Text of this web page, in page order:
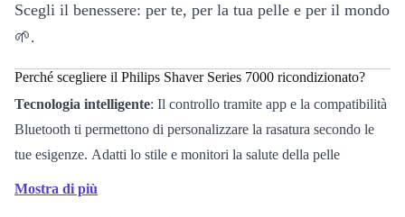
Scegli il benessere: per te, per la tua pelle e per il mondo
🌱.
Perché scegliere il Philips Shaver Series 7000 ricondizionato?
Tecnologia intelligente: Il controllo tramite app e la compatibilità
Bluetooth ti permettono di personalizzare la rasatura secondo le
tue esigenze. Adatti lo stile e monitori la salute della pelle
direttamente dal tuo smartphone.
Mostra di più